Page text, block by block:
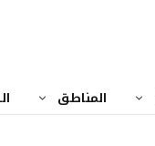
المناطق